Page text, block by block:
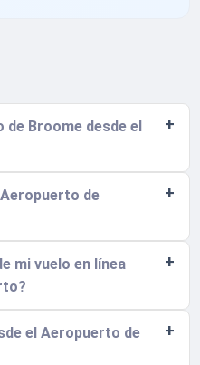
Broome desde el
de
mi vuelo en línea
el Aeropuerto de